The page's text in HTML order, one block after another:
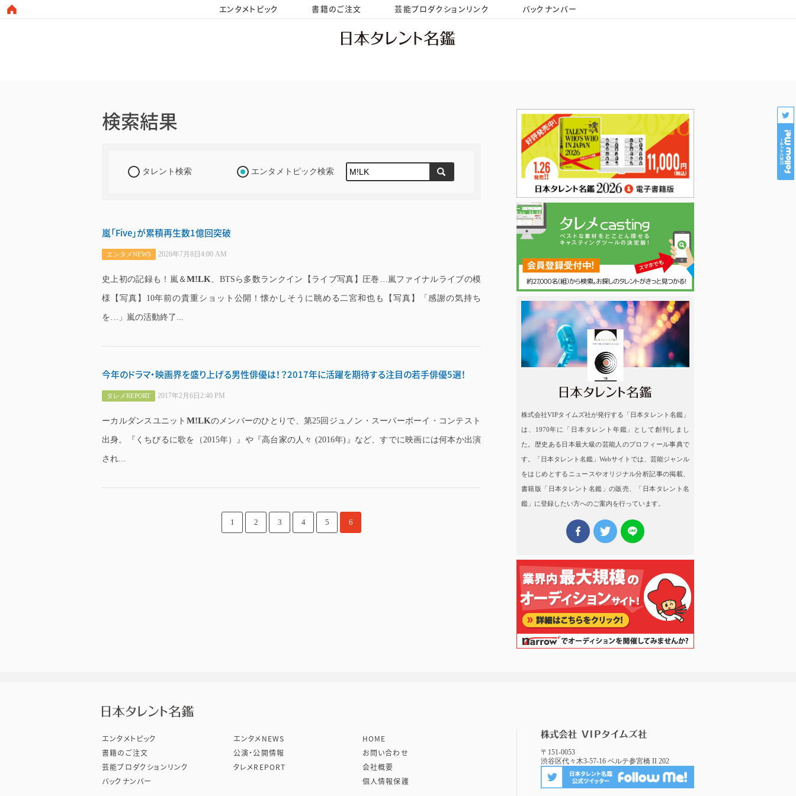
HOME お問い合わせ 会社概要 個人情報保護
エンタメトピック 書籍のご注文 芸能プロダクションリンク バックナンバー
検索結果
タレント検索 エンタメトピック検索
嵐「Five」が累積再生数1億回突破
エンタメNEWS 2026年7月8日4:00 AM
史上初の記録も！嵐＆M!LK、BTSら多数ランクイン【ライブ写真】圧巻…嵐ファイナルライブの模
様【写真】10年前の貴重ショット公開！懐かしそうに眺める二宮和也も【写真】「感謝の気持ち
を…」嵐の活動終了...
今年のドラマ・映画界を盛り上げる男性俳優は！？2017年に活躍を期待する注目の若手俳優5選！
タレメREPORT 2017年2月6日2:40 PM
ーカルダンスユニット M!LKのメンバーのひとりで、第25回ジュノン・スーパーボーイ・コンテスト
出身。『くちびるに歌を（2015年）』や『高台家の人々 (2016年)』など、すでに映画には何本か出演
され...
1 2 3 4 5 6
日本タレント名鑑
株式会社VIPタイムズ社が発行する「日本タレント名鑑」
は、1970年に「日本タレント年鑑」として創刊しまし
た。歴史ある日本最大級の芸能人のプロフィール事典で
す。「日本タレント名鑑」Webサイトでは、芸能ジャンル
をはじめとするニュースやオリジナル分析記事の掲載、
書籍版「日本タレント名鑑」の販売、「日本タレント名
鑑」に登録したい方へのご案内を行っています。
エンタメトピック
書籍のご注文
芸能プロダクションリンク
バックナンバー
エンタメNEWS
公演・公開情報
タレメREPORT
HOME
お問い合わせ
会社概要
個人情報保護
株式会社 VIPタイムズ社
〒151-0053
渋谷区代々木3-57-16 ベルテ参宮橋 II 202